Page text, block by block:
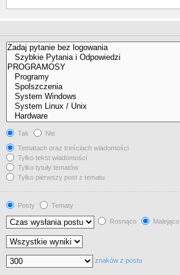
Tak
Nie
Tematach oraz treściach wiadomości
Tylko tekst wiadomości
Tylko tytuły tematów
Tylko pierwszy post z tematu
Posty
Tematy
Rosnąco Malejąco
znaków z postu